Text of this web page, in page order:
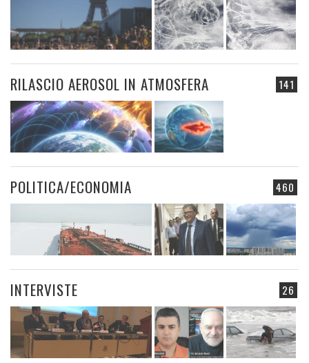
141
RILASCIO AEROSOL IN ATMOSFERA
460
POLITICA/ECONOMIA
26
INTERVISTE